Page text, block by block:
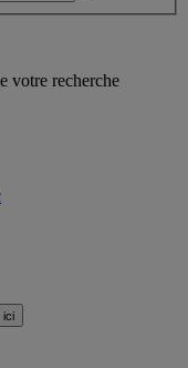
votre recherche
ici